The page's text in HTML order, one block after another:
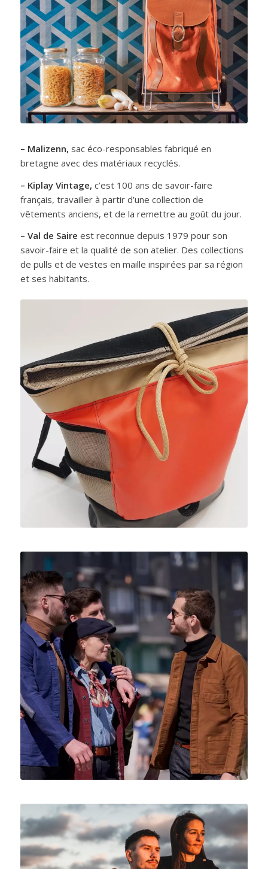
– Malizenn, sac éco-responsables fabriqué en
bretagne avec des matériaux recyclés.
– Kiplay Vintage, c’est 100 ans de savoir-faire
français, travailler à partir d’une collection de
vêtements anciens, et de la remettre au goût du jour.
– Val de Saire est reconnue depuis 1979 pour son
savoir-faire et la qualité de son atelier. Des collections
de pulls et de vestes en maille inspirées par sa région
et ses habitants.